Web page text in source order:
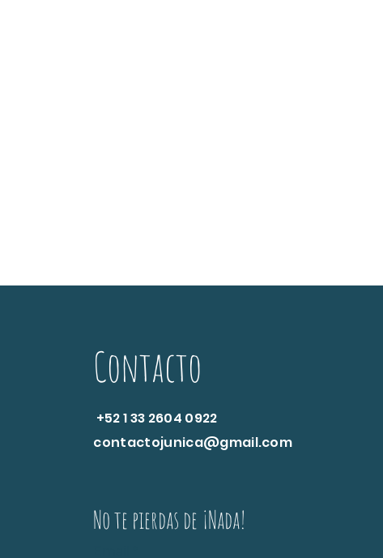
Contacto
+52 1 33 2604 0922
contactojunica@gmail.com
No te pierdas de ¡Nada!